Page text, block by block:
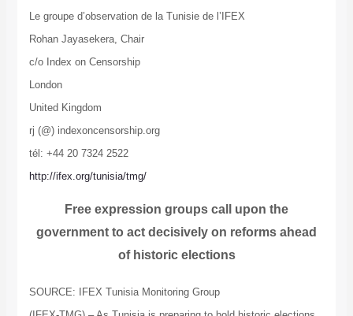
Le groupe d’observation de la Tunisie de l’IFEX
Rohan Jayasekera, Chair
c/o Index on Censorship
London
United Kingdom
rj (@) indexoncensorship.org
tél: +44 20 7324 2522
http://ifex.org/tunisia/tmg/
Free expression groups call upon the
government to act decisively on reforms ahead
of historic elections
SOURCE: IFEX Tunisia Monitoring Group